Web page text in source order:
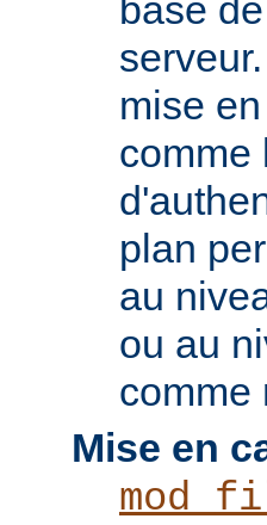
base
mise
comme
plan
au
ou au
comme
Mise en